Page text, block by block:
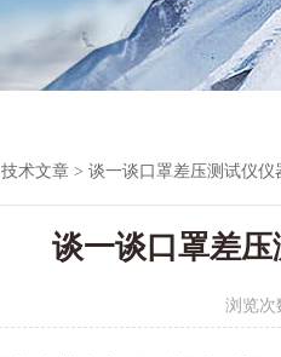
技术文章 > 谈一谈口罩差压测试仪仪
谈一谈口罩差
浏览次